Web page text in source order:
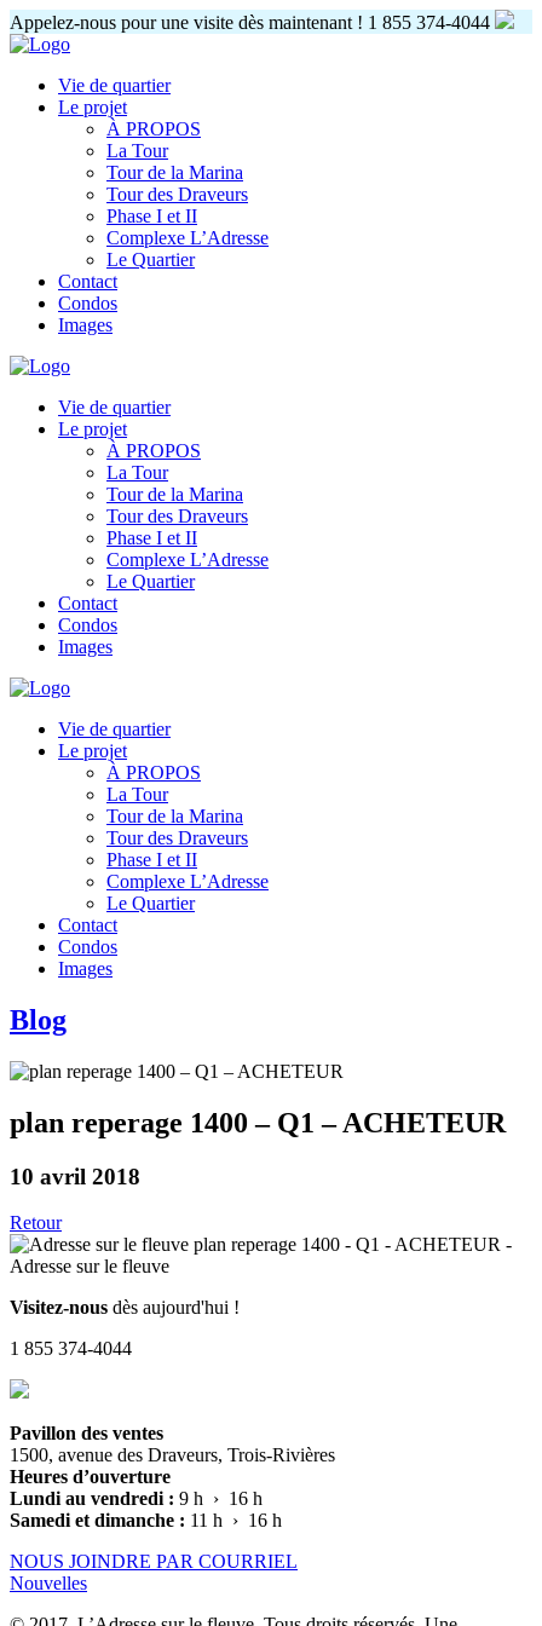
Appelez-nous pour une visite dès maintenant ! 1 855 374-4044
Vie de quartier
Le projet
À PROPOS
La Tour
Tour de la Marina
Tour des Draveurs
Phase I et II
Complexe L’Adresse
Le Quartier
Contact
Condos
Images
Vie de quartier
Le projet
À PROPOS
La Tour
Tour de la Marina
Tour des Draveurs
Phase I et II
Complexe L’Adresse
Le Quartier
Contact
Condos
Images
Vie de quartier
Le projet
À PROPOS
La Tour
Tour de la Marina
Tour des Draveurs
Phase I et II
Complexe L’Adresse
Le Quartier
Contact
Condos
Images
Blog
plan reperage 1400 – Q1 – ACHETEUR
10 avril 2018
Retour
Visitez-nous dès aujourd'hui !
1 855 374-4044
Pavillon des ventes
1500, avenue des Draveurs, Trois-Rivières
Heures d’ouverture
Lundi au vendredi : 9 h › 16 h
Samedi et dimanche : 11 h › 16 h
NOUS JOINDRE PAR COURRIEL
Nouvelles